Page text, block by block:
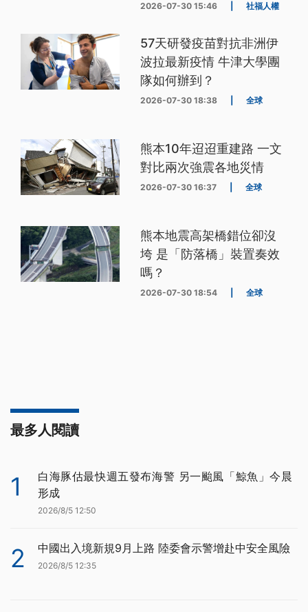
2026-07-30 15:46 社福人權
57天研發疫苗對抗非洲伊
波拉最新疫情 牛津大學團
隊如何辦到？
2026-07-30 18:38 全球
熊本10年迢迢重建路 一文
對比兩次強震各地災情
2026-07-30 16:37 全球
熊本地震高架橋錯位卻沒
垮 是「防落橋」裝置奏效
嗎？
2026-07-30 18:54 全球
最多人閱讀
1
白海豚估最快週五發布海警 另一颱風「鯨魚」今晨
形成
2026/8/5 12:50
2 中國出入境新規9月上路 陸委會示警增赴中安全風險
2026/8/5 12:35